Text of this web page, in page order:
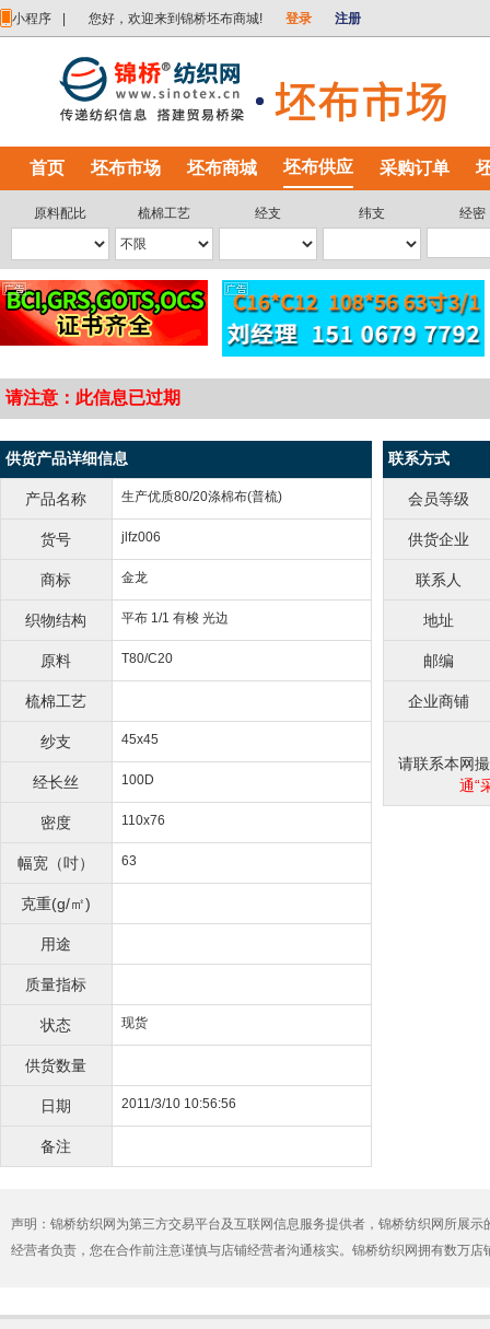
小程序 您好，欢迎来到锦桥坯布商城! 登录 注册
首页 坯布市场 坯布商城 坯布供应 采购订单
原料配比 梳棉工艺 经支 纬支 经密
请注意：此信息已过期
供货产品详细信息
产品名称 生产优质80/20涤棉布(普梳)
货号 jlfz006
商标 金龙
织物结构 平布 1/1 有梭 光边
原料 T80/C20
梳棉工艺
纱支 45x45
经长丝 100D
密度 110x76
幅宽（吋） 63
克重(g/㎡)
用途
质量指标
状态 现货
供货数量
日期 2011/3/10 10:56:56
备注
联系方式
会员等级
供货企业
联系人
地址
邮编
企业商铺
请联系本网
通“
声明：锦桥纺织网为第三方交易平台及互联网信息服务提供者，锦桥纺织网所展
经营者负责，您在合作前注意谨慎与店铺经营者沟通核实。锦桥纺织网拥有数万